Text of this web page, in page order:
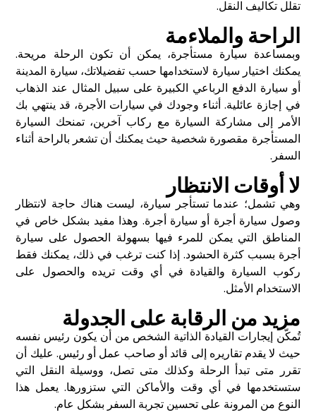
تقلل تكاليف النقل.
الراحة والملاءمة
وبمساعدة سيارة مستأجرة، يمكن أن تكون الرحلة مريحة.
يمكنك اختيار سيارة لاستخدامها حسب تفضيلاتك، سيارة المدينة
أو سيارة الدفع الرباعي الكبيرة على سبيل المثال عند الذهاب
في إجازة عائلية. أثناء وجودك في سيارات الأجرة، قد ينتهي بك
الأمر إلى مشاركة السيارة مع ركاب آخرين، تمنحك السيارة
المستأجرة مقصورة شخصية حيث يمكنك أن تشعر بالراحة أثناء
السفر.
لا أوقات الانتظار
وهي تشمل؛ عندما تستأجر سيارة، ليست هناك حاجة لانتظار
وصول سيارة أجرة أو سيارة أجرة. وهذا مفيد بشكل خاص في
المناطق التي يمكن للمرء فيها بسهولة الحصول على سيارة
أجرة بسبب كثرة الحشود. إذا كنت ترغب في ذلك، يمكنك فقط
ركوب السيارة والقيادة في أي وقت تريده والحصول على
الاستخدام الأمثل.
مزيد من الرقابة على الجدولة
تُمكّن إيجارات القيادة الذاتية الشخص من أن يكون رئيس نفسه
حيث لا يقدم تقاريره إلى قائد أو صاحب عمل أو رئيس. عليك أن
تقرر متى تبدأ الرحلة وكذلك متى تصل، ووسيلة النقل التي
ستستخدمها في أي وقت والأماكن التي ستزورها. يعمل هذا
النوع من المرونة على تحسين تجربة السفر بشكل عام.